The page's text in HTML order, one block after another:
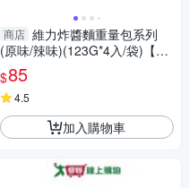
商店 維力炸醬麵重量包系列
(原味/辣味)(123G*4入/袋)【愛
買】
$85
4.5
加入購物車